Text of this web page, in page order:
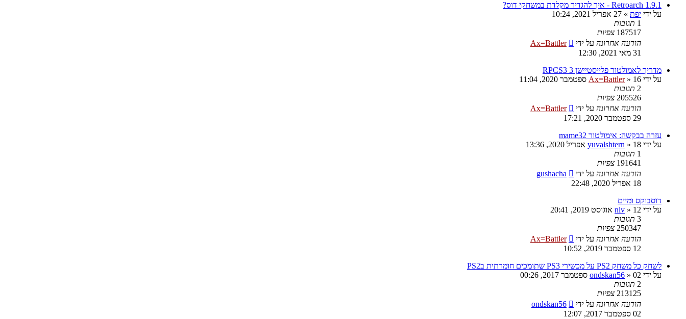
Retroarch 1.9.1 - איך להגדיר מקלדת במשחקי דוס?
על ידי יפת » 27 אפריל 2021, 10:24
1 תגובות
187517 צפיות
הודעה אחרונה על ידי
Ax=Battler
31 מאי 2021, 12:30
מדריך לאמולטור פלייסטיישן 3 RPCS3
על ידי
Ax=Battler» 16 ספטמבר 2020, 11:04
2 תגובות
205526 צפיות
הודעה אחרונה על ידי
Ax=Battler
29 ספטמבר 2020, 17:21
עזרה בבקשה: אימולטור mame32
על ידי
yuvalshtern » 18 אפריל 2020, 13:36
1 תגובות
191641 צפיות
הודעה אחרונה על ידי
gushacha
18 אפריל 2020, 22:48
דוסבוקס ומיים
על ידי
niv » 12 אוגוסט 2019, 20:41
3 תגובות
250347 צפיות
הודעה אחרונה על ידי
Ax=Battler
12 ספטמבר 2019, 10:52
לשחק כל משחק PS2 על מכשירי PS3 שתומכים חומרתית בPS2
על ידי
ondskan56 » 02 ספטמבר 2017, 00:26
2 תגובות
213125 צפיות
הודעה אחרונה על ידי
ondskan56
02 ספטמבר 2017, 12:07